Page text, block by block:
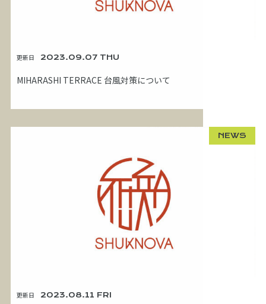
更新日 2023.09.07 THU
MIHARASHI TERRACE 台風対策について
更新日 2023.08.11 FRI
NEWS